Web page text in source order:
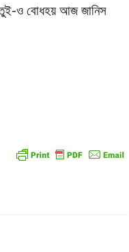
তুই-ও বোধহয় আজ জানিস